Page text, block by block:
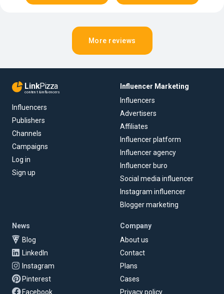
More reviews
LinkPizza
content & influencers
Influencers
Publishers
Channels
Campaigns
Log in
Sign up
Influencer Marketing
Influencers
Advertisers
Affiliates
Influencer platform
Influencer agency
Influencer buro
Social media influencer
Instagram influencer
Blogger marketing
News
Blog
LinkedIn
Instagram
Pinterest
Facebook
Company
About us
Contact
Plans
Cases
Privacy policy